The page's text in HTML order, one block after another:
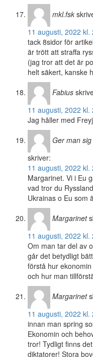
mkl.fsk
11 augusti, 2022 kl.
tack 8sidor för
är trött att straffa
(jag tror att det är
helt säkert, kanske
Fabius
11 augusti, 2022 kl.
Jag håller med
Ger man
skriver:
11 augusti, 2022 kl.
Margarinet. Vi i Eu
vad tror du
Ukrainas o Eu som
Margarinet
11 augusti, 2022 kl.
Om man tar del av
går det betydligt
förstå hur
och hur man
Margarinet
11 augusti, 2022 kl.
innan man spring
Ekonomin och
tror! Tydligt finns
diktatorer! Stora